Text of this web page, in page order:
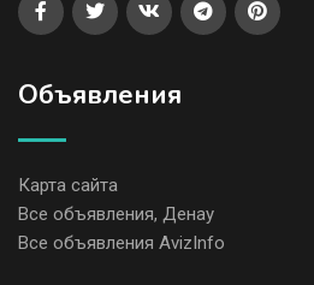
Объявления
Карта сайта
Все объявления, Денау
Все объявления AvizInfo